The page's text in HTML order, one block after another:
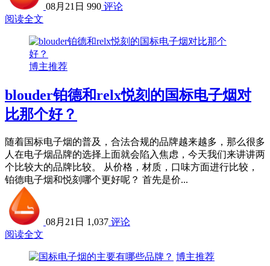
08月21日 990 评论
阅读全文
博主推荐
blouder铂德和relx悦刻的国标电子烟对
比那个好？
随着国标电子烟的普及，合法合规的品牌越来越多，那么很多
人在电子烟品牌的选择上面就会陷入焦虑，今天我们来讲讲两
个比较大的品牌比较。 从价格，材质，口味方面进行比较，
铂德电子烟和悦刻哪个更好呢？ 首先是价...
08月21日 1,037 评论
阅读全文
博主推荐